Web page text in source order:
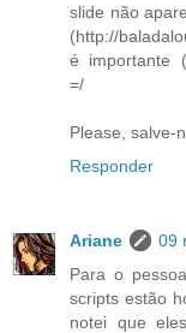
slide não
(http://
é importante
=/
Please, salve-
Responder
Ariane
09
Para o
scripts estão
notei que